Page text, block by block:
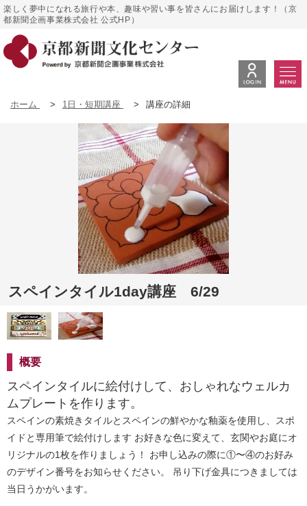
楽しく夢中になれる旅行や本、趣味や習い事を皆さんにお届けします！（京
都新聞企画事業株式会社 公式HP）
ホーム > 1日・短期講座 > 講座の詳細
スペインタイル1day講座 6/29
概要
スペインタイルに絵付けして、おしゃれなウェルカ
ムプレートを作ります。
スペインの素焼きタイルとスペインの鮮やかな釉薬を使用し、スポ
イドと専用筆で絵付けします お好きな色に変えて、玄関やお庭にオ
リジナルの1枚を作りましょう！ お申し込みの際に①〜④のお好み
のデザイン番号をお知らせください。 吊り下げ金具につきましては
当日うかがいます。